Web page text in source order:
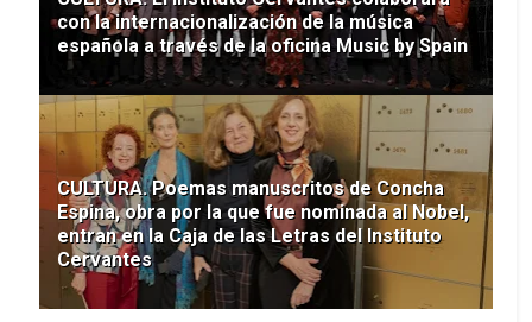
con la internacionalización de la música
española a través de la oficina Music by Spain
CULTURA. Poemas manuscritos de Concha
Espina, obra por la que fue nominada al Nobel,
entran en la Caja de las Letras del Instituto
Cervantes